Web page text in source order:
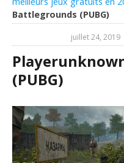
Battlegrounds (PUBG)
juillet 24, 2019
(PUBG)